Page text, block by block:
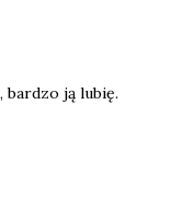
bardzo ją lubię.